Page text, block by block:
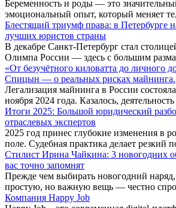
Беременность и роды — это
эмоциональный опыт, который меняет
Блестящий триумф права: в Петербурге
лучших юристов страны
В декабре Санкт-Петербург стал
Олимпа России — здесь с большим
«От безучётного киловатта до личного
Спицын — о реальных рисках майнинга.
Легализация майнинга в России
ноября 2024 года. Казалось,
Итоги 2025: Большой юридический
отраслевых экспертов
2025 год принес глубокие изменения в
поле. Судебная практика делает резкий
Стилист Ирина Чайкина: 3 новогодних
вас точно запомнят
Прежде чем выбирать новогодний наряд,
простую, но важную вещь — честно
Компания Happy Job